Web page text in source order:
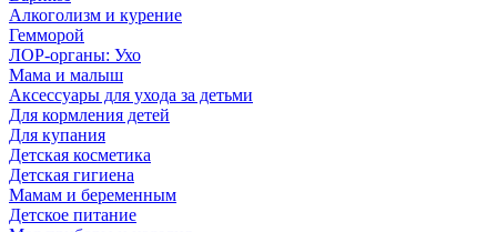
Алкоголизм и курение
Гемморой
ЛОР-органы: Ухо
Мама и малыш
Аксессуары для ухода за детьми
Для кормления детей
Для купания
Детская косметика
Детская гигиена
Мамам и беременным
Детское питание